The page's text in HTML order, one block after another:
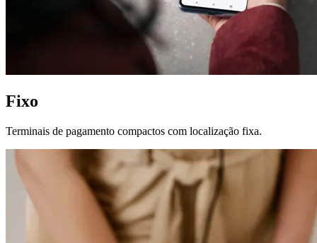
Fixo
Terminais de pagamento compactos com localização fixa.